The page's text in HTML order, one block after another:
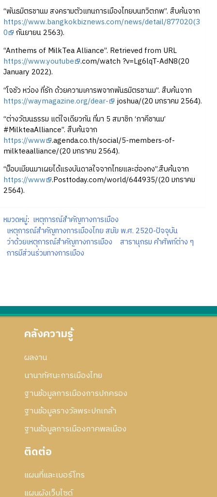
“พันธมิตรชานม สงครามตัวแทนการเมืองไทยบนทวิตภพ”. สืบค้นจาก
https://www.bangkokbiznews.com/news/detail/877020(3
0
กันยายน 2563).
“Anthems of MilkTea Alliance”. Retrieved from URL
https://www.youtube .com/watch ?v=Lg6lqT-AdN8(20
January 2022).
“โจชัว หว่อง ที่รัก ด้วยความเคารพจากพันธมิตรชานม”. สืบค้นจาก
https://waymagazine.org/dear-
joshua/(20 มกราคม 2564).
“ต่างวัฒนธรรม แต่ใจเดียวกัน ที่มา 5 สมาชิก ‘ภาคีชานม’
#MilkteaAlliance”. สืบค้นจาก
https://www .agenda.co.th/social/5-members-of-
milkteaalliance/(20 มกราคม 2564).
“ม็อบเมียนมาเผยได้แรงบันดาลใจจากไทยและฮ่องกง”.สืบค้นจาก
https://www .Posttoday.com/world/644935/(20 มกราคม
2564).
หมวดหมู่: เหตุการณ์สำคัญทางการเมือง
เหตุการณ์สำคัญทางการเมืองไทย สมัย พ.ศ. 2520-ปัจจุบัน
ว่าด้วยเหตุการณ์สำคัญทางการเมือง
สารานุกรม คำศัพท์ต่าง ๆ
การมีส่วนร่วมทางการเมือง
คลังความรู้
ผลงาน
นานาทัศนะการเมืองไทย
ฐานข้อมูลการเมืองการปกครอง
ฐานข้อมูลรางวัลพระปกเกล้า
ฐานข้อมูลการเมืองภาคพลเมือง
ติดต่อ
แผนที่และเบอร์โทร
แผนผังเว็บไซด์